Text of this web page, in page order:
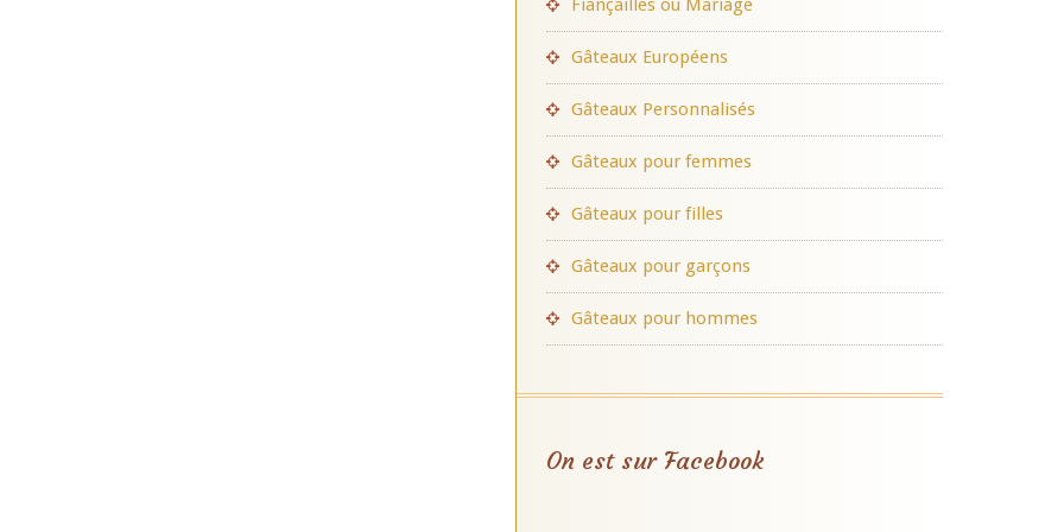
Fiançailles ou Mariage
Gâteaux Européens
Gâteaux Personnalisés
Gâteaux pour femmes
Gâteaux pour filles
Gâteaux pour garçons
Gâteaux pour hommes
On est sur Facebook